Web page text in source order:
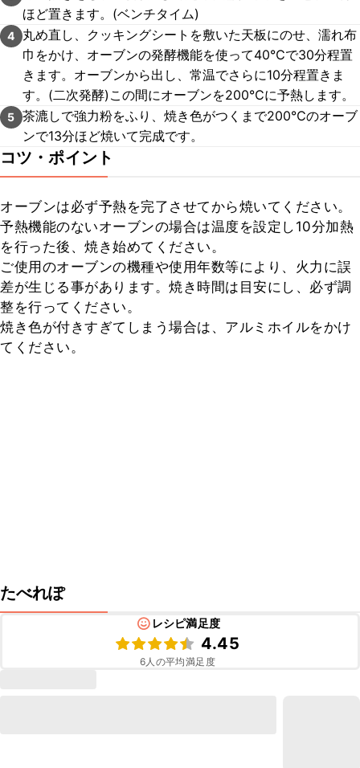
ほど置きます。(ベンチタイム)
4
丸め直し、クッキングシートを敷いた天板にのせ、濡れ布
巾をかけ、オーブンの発酵機能を使って40℃で30分程置
きます。オーブンから出し、常温でさらに10分程置きま
す。(二次発酵)この間にオーブンを200℃に予熱します。
5 茶漉しで強力粉をふり、焼き色がつくまで200℃のオーブ
ンで13分ほど焼いて完成です。
コツ・ポイント
オーブンは必ず予熱を完了させてから焼いてください。
予熱機能のないオーブンの場合は温度を設定し10分加熱
を行った後、焼き始めてください。
ご使用のオーブンの機種や使用年数等により、火力に誤
差が生じる事があります。焼き時間は目安にし、必ず調
整を行ってください。
焼き色が付きすぎてしまう場合は、アルミホイルをかけ
てください。
たべれぽ
レシピ満足度
4.45
6人の平均満足度